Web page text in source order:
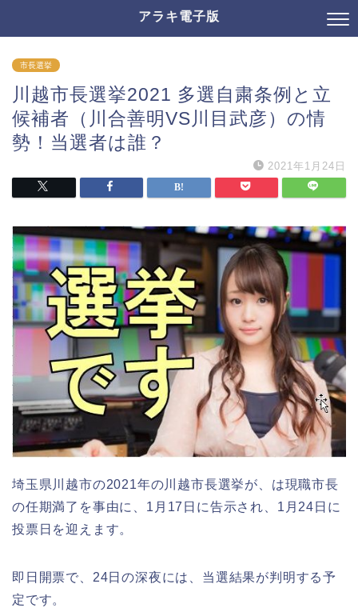
アラキ電子版
市長選挙
川越市長選挙2021 多選自粛条例と立
候補者（川合善明VS川目武彦）の情
勢！当選者は誰？
2021年1月24日
埼玉県川越市の2021年の川越市長選挙が、は現職市長
の任期満了を事由に、1月17日に告示され、1月24日に
投票日を迎えます。
即日開票で、24日の深夜には、当選結果が判明する予
定です。